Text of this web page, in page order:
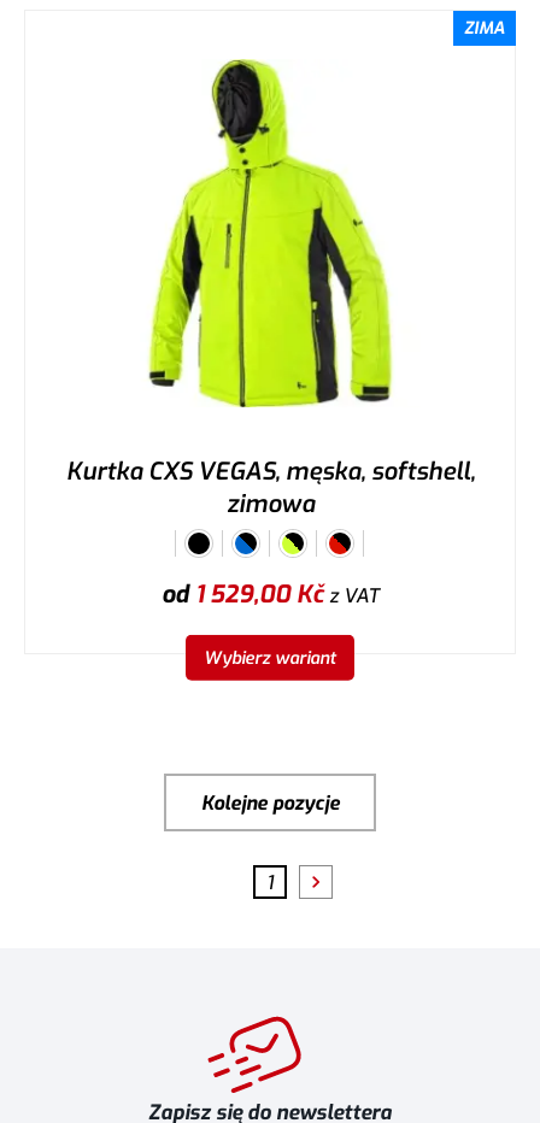
ZIMA
Kurtka CXS VEGAS, męska, softshell,
zimowa
od 1 529,00Kčz VAT
Wybierz wariant
Kolejne pozycje
1
Zapisz się do newslettera